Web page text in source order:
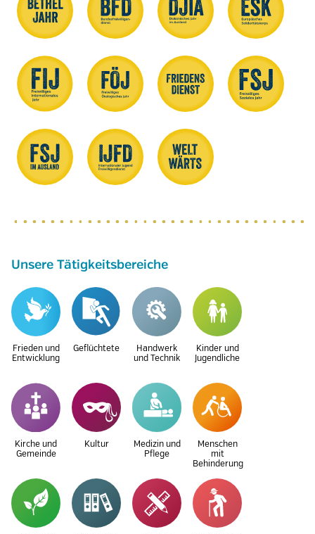
Unsere Tätigkeitsbereiche
Frieden und
Entwicklung
Geflüchtete
Handwerk
und Technik
Kinder und
Jugendliche
Kirche und
Gemeinde
Kultur
Medizin und
Pflege
Menschen
mit
Behinderung